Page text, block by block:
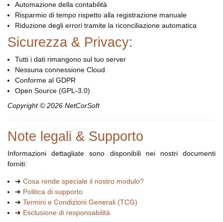
Automazione della contabilità
Risparmio di tempo rispetto alla registrazione manuale
Riduzione degli errori tramite la riconciliazione automatica
Sicurezza & Privacy:
Tutti i dati rimangono sul tuo server
Nessuna connessione Cloud
Conforme al GDPR
Open Source (GPL-3.0)
Copyright © 2026 NetCorSoft
Note legali & Supporto
Informazioni dettagliate sono disponibili nei nostri documenti
forniti:
➔ Cosa rende speciale il nostro modulo?
➔ Politica di supporto
➔ Termini e Condizioni Generali (TCG)
➔ Esclusione di responsabilità